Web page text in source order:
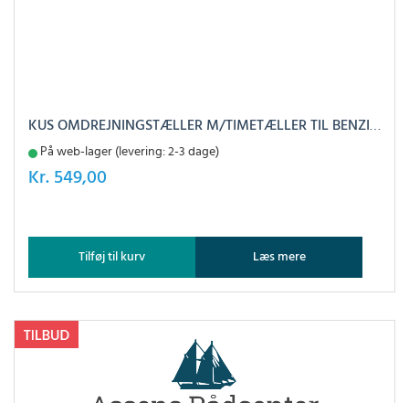
KUS OMDREJNINGSTÆLLER M/TIMETÆLLER TIL BENZIN SORT, 0-8000
På web-lager (levering: 2-3 dage)
Kr. 549,00
Tilføj til kurv Læs mere